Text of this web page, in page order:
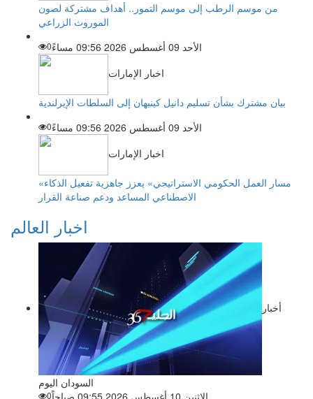
من موسم الرطب إلى موسم التمور.. أهداف مشتركة لصون
الموروث الزراعي
الأحد 09 أغسطس 2026 09:56 مساءً
0
اخبار الإمارات
بيان مشترك بشأن تسليم دانيل كينيهان إلى السلطات الإيرلندية
الأحد 09 أغسطس 2026 09:56 مساءً
0
اخبار الإمارات
«مسار العمل الحكومي الاستراتيجي» يعزز جاهزية تفعيل الذكاء
الاصطناعي المساعد ودعم صناعة القرار
اخبار العالم
أخبار
السودان اليوم
الاثنين 10 أغسطس 2026 09:55 صباحاً
0